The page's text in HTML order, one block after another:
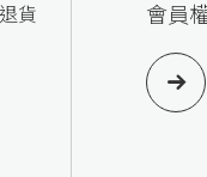
貨
會員